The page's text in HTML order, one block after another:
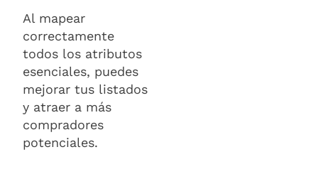
Al mapear
correctamente
todos los atributos
esenciales, puedes
mejorar tus listados
y atraer a más
compradores
potenciales.